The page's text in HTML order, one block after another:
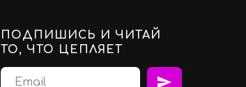
ПОДПИШИСЬ И ЧИТАЙ
ТО, ЧТО ЦЕПЛЯЕТ